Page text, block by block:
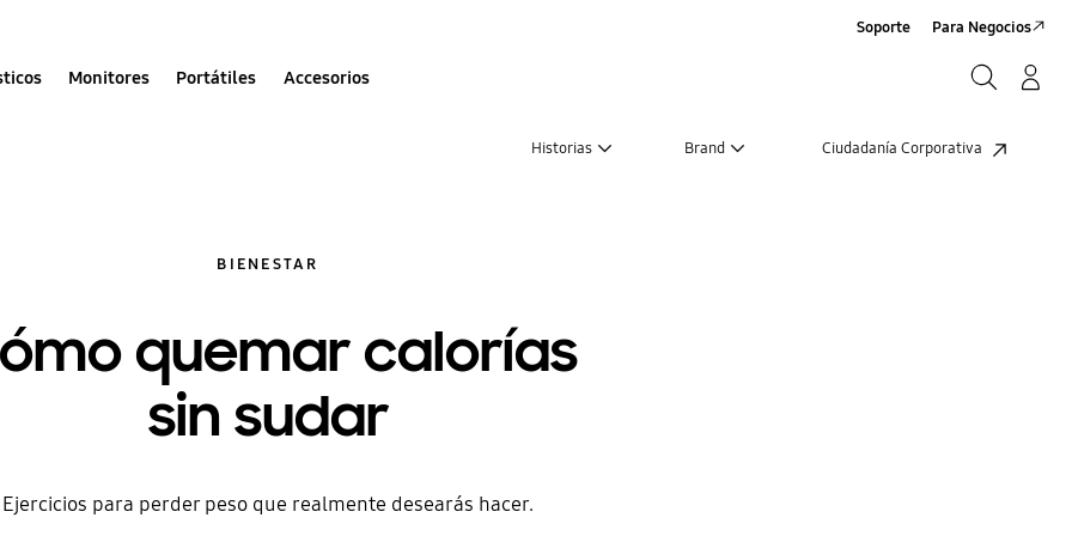
Monitores Portátiles Accesorios
Soporte Para Negocios
Historias Brand Ciudadanía Corporativa
BIENESTAR
quemar calorías
sin sudar
Ejercicios para perder peso que realmente desearás hacer.